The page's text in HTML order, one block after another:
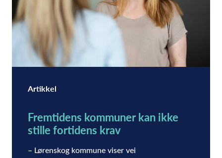
Artikkel
Fremtidens kommuner kan ikke
stille fortidens krav
– Lørenskog kommune viser vei